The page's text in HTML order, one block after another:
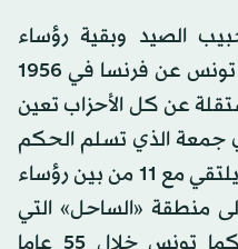
الصيد وبقية رؤساء
حكومات تونس منذ استقلال تونس عن فرنسا في 1956
عن كل الأحزاب تعين
جمعة الذي تسلم الحكم
قبل عام. لكن الحبيب الصيد يلتقي مع 11 من بين رؤساء
الانتماء إلى منطقة «الساحل» التي